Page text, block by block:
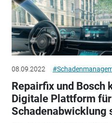
08.09.2022
Repairfix und Bosch
Digitale Plattform für
Schadenabwicklung